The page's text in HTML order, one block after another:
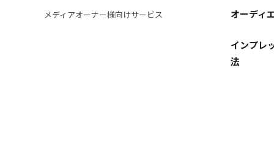
メディアオーナー様向けサービス
オーディ
インプレ
法